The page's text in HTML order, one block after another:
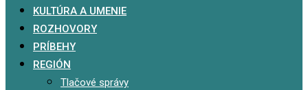
KULTÚRA A UMENIE
ROZHOVORY
PRÍBEHY
REGIÓN
Tlačové správy